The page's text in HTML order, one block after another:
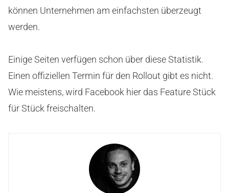
können Unternehmen am einfachsten überzeugt
werden.
Einige Seiten verfügen schon über diese Statistik.
Einen offiziellen Termin für den Rollout gibt es nicht.
Wie meistens, wird Facebook hier das Feature Stück
für Stück freischalten.